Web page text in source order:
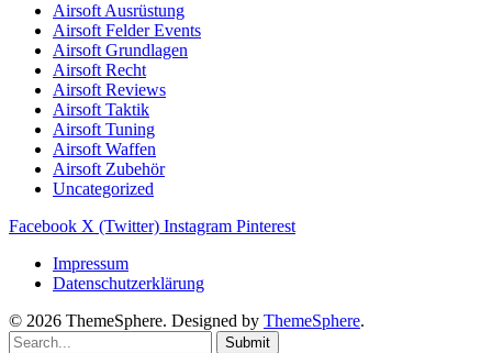
Airsoft Ausrüstung
Airsoft Felder Events
Airsoft Grundlagen
Airsoft Recht
Airsoft Reviews
Airsoft Taktik
Airsoft Tuning
Airsoft Waffen
Airsoft Zubehör
Uncategorized
Facebook X (Twitter) Instagram Pinterest
Impressum
Datenschutzerklärung
© 2026 ThemeSphere. Designed by ThemeSphere.
Submit